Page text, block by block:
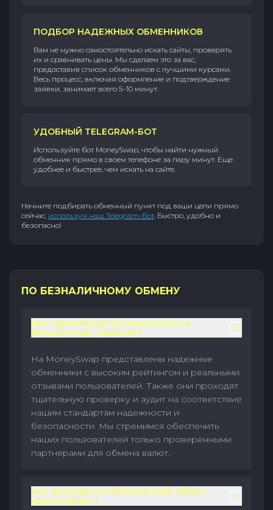
ПОДБОР НАДЕЖНЫХ ОБМЕННИКОВ
Вам не нужно самостоятельно искать сайты, проверять
их и сравнивать цены. Мы сделаем это за вас,
предоставив список обменников с лучшими курсами.
Весь процесс, включая оформление и подтверждение
заявки, занимает всего 5–10 минут.
УДОБНЫЙ TELEGRAM-БОТ
Используйте бот MoneySwap, чтобы найти нужный
обменник прямо в своем телефоне за пару минут. Еще
удобнее и быстрее, чем искать на сайте.
Начните подбирать обменный пункт под ваши цели прямо
сейчас, используя наш Telegram-бот. Быстро, удобно и
безопасно!
ПО БЕЗНАЛИЧНОМУ ОБМЕНУ
Как гарантируется безопасность
безналичных обменов?
На MoneySwap представлены надежные
обменники с высоким рейтингом и реальными
отзывами пользователей. Также они проходят
тщательную проверку и аудит на соответствие
нашим стандартам надежности и
безопасности. Мы стремимся обеспечить
наших пользователей только проверенными
партнерами для обмена валют.
Как произвести безналичный обмен
криптовалют?